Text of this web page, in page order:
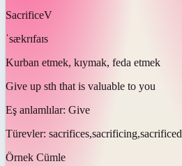
SacrificeV
ˈsækrɪfaɪs
Kurban etmek, kıymak, feda etmek
Give up sth that is valuable to you
Eş anlamlılar: Give
Türevler: sacrifices,sacrificing,sacrificed
Örnek Cümle